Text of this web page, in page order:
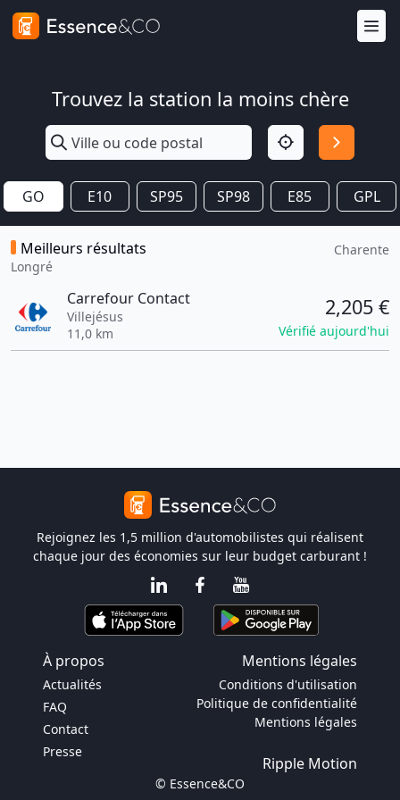
Trouvez la station la moins chère
GO E10 SP95 SP98 E85 GPL
Meilleurs résultats
Longré
Charente
Carrefour Contact
Villejésus
11,0 km
2,205 €
Vérifié aujourd'hui
Rejoignez les 1,5 million d'automobilistes qui réalisent
chaque jour des économies sur leur budget carburant !
À propos Mentions légales
Actualités
FAQ
Contact
Presse
Conditions d'utilisation
Politique de confidentialité
Mentions légales
Ripple Motion
© Essence&CO